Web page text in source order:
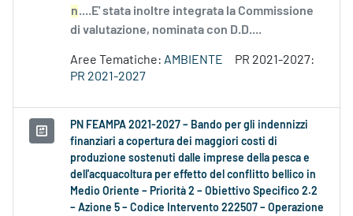
n....E' stata inoltre integrata la Commissione
di valutazione, nominata con D.D....
Aree Tematiche: AMBIENTE
PR 2021-2027:
PR 2021-2027
PN FEAMPA 2021-2027 – Bando per gli indennizzi
finanziari a copertura dei maggiori costi di
produzione sostenuti dalle imprese della pesca e
dell'acquacoltura per effetto del conflitto bellico in
Medio Oriente – Priorità 2 – Obiettivo Specifico 2.2
– Azione 5 – Codice Intervento 222507 – Operazione